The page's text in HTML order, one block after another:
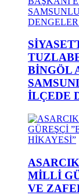
BİNGÖL
İLÇEDE
MİLLİ
VE